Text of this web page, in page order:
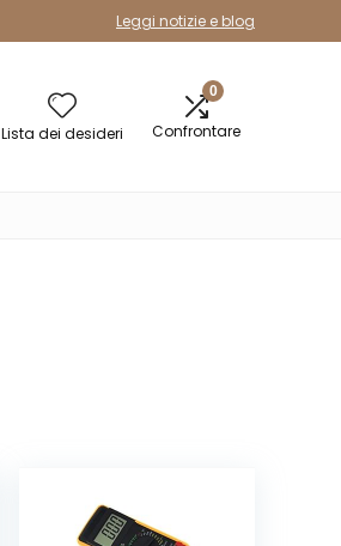
Leggi notizie e blog
Lista dei desideri
0
Confrontare